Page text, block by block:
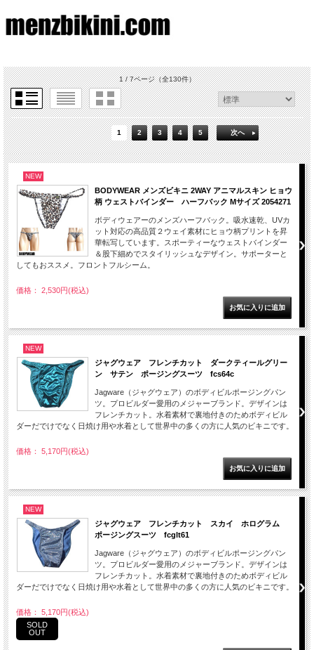
1 / 7ページ（全130件）
1 2 3 4 5 次へ
NEW
BODYWEAR メンズビキニ 2WAY アニマルスキン ヒョウ
柄 ウェストバインダー ハーフバック Mサイズ 2054271
ボディウェアーのメンズハーフバック。吸水速乾、UVカ
ット対応の高品質２ウェイ素材にヒョウ柄プリントを昇
華転写しています。スポーティーなウェストバインダー
＆股下細めでスタイリッシュなデザイン。サポーターと
してもおススメ。フロントフルシーム。
価格： 2,530円(税込)
NEW
ジャグウェア フレンチカット ダークティールグリー
ン サテン ポージングスーツ fcs64c
Jagware（ジャグウェア）のボディビルポージングパン
ツ。プロビルダー愛用のメジャーブランド。デザインは
フレンチカット。水着素材で裏地付きのためボディビル
ダーだでけでなく日焼け用や水着として世界中の多くの方に人気のビキニです。
価格： 5,170円(税込)
NEW
ジャグウェア フレンチカット スカイ ホログラム
ポージングスーツ fcglt61
Jagware（ジャグウェア）のボディビルポージングパン
ツ。プロビルダー愛用のメジャーブランド。デザインは
フレンチカット。水着素材で裏地付きのためボディビル
ダーだでけでなく日焼け用や水着として世界中の多くの方に人気のビキニです。
価格： 5,170円(税込)
SOLD
OUT